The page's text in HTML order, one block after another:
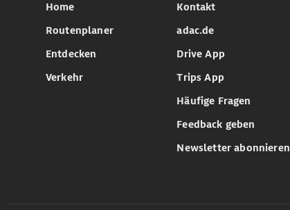
Home
Routenplaner
Entdecken
Verkehr
Kontakt
adac.de
Drive App
Trips App
Häufige Fragen
Feedback geben
Newsletter abonnieren